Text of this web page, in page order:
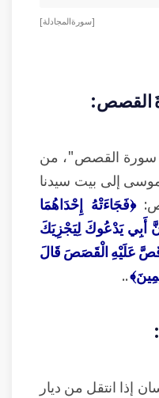
[ سورة المجادلة ]
القصص:
سورة القصص"، من
إلى بيت سيدنا
﴿فَجَاءَتْهُ إِحْدَاهُمَا
أَبِي يَدْعُوكَ لِيَجْزِيَكَ
عَلَيْهِ الْقَصَصَ قَالَ
..
إذا انتقل من ديار